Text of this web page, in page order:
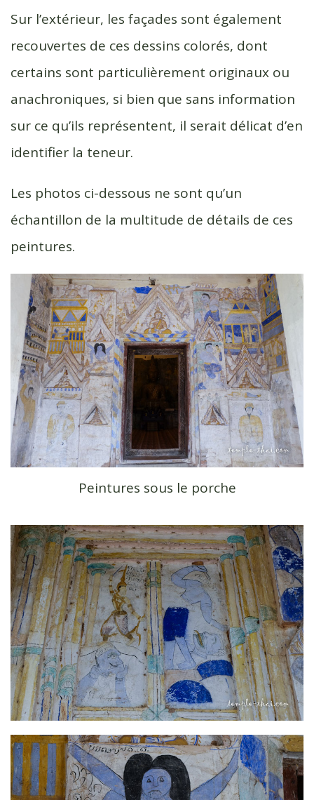
Sur l’extérieur, les façades sont également
recouvertes de ces dessins colorés, dont
certains sont particulièrement originaux ou
anachroniques, si bien que sans information
sur ce qu’ils représentent, il serait délicat d’en
identifier la teneur.
Les photos ci-dessous ne sont qu’un
échantillon de la multitude de détails de ces
peintures.
Peintures sous le porche